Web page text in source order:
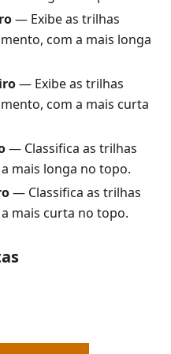
— Exibe as trilhas
com a mais longa
— Exibe as trilhas
com a mais curta
— Classifica as trilhas
mais longa no topo.
— Classifica as trilhas
mais curta no topo.